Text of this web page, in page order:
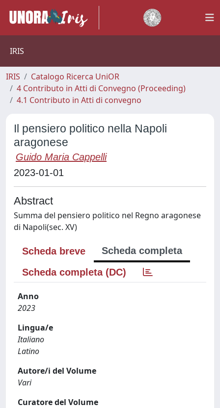
IRIS
IRIS
Catalogo Ricerca UniOR
4 Contributo in Atti di Convegno (Proceeding)
4.1 Contributo in Atti di convegno
Il pensiero politico nella Napoli
aragonese
Guido Maria Cappelli
2023-01-01
Abstract
Summa del pensiero politico nel Regno aragonese
di Napoli(sec. XV)
Scheda breve
Scheda completa
Scheda completa (DC)
Anno
2023
Lingua/e
Italiano
Latino
Autore/i del Volume
Vari
Curatore del Volume